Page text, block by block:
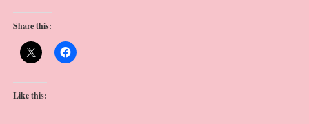
Share this:
Like this: